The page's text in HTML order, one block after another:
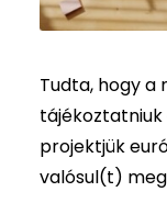
Tudta, hogy a
projektjük
valósul(t)